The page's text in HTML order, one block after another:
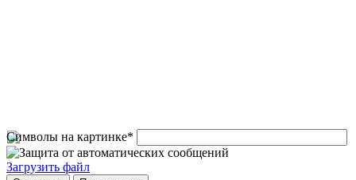
Символы на картинке*
Загрузить файл